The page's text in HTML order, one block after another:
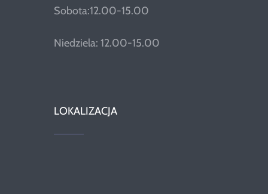
Sobota:12.00-15.00
Niedziela: 12.00-15.00
LOKALIZACJA